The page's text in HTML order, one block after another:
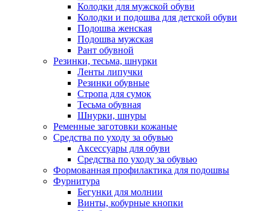
Колодки для мужской обуви
Колодки и подошва для детской обуви
Подошва женская
Подошва мужская
Рант обувной
Резинки, тесьма, шнурки
Ленты липучки
Резинки обувные
Стропа для сумок
Тесьма обувная
Шнурки, шнуры
Ременные заготовки кожаные
Средства по уходу за обувью
Аксессуары для обуви
Средства по уходу за обувью
Формованная профилактика для подошвы
Фурнитура
Бегунки для молнии
Винты, кобурные кнопки